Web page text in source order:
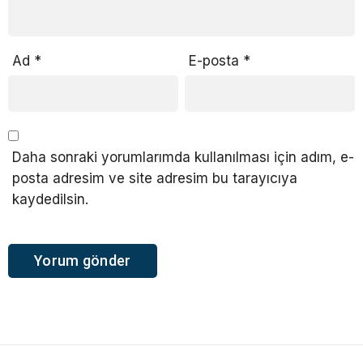
Ad * E-posta *
Daha sonraki yorumlarımda kullanılması için adım, e-
posta adresim ve site adresim bu tarayıcıya
kaydedilsin.